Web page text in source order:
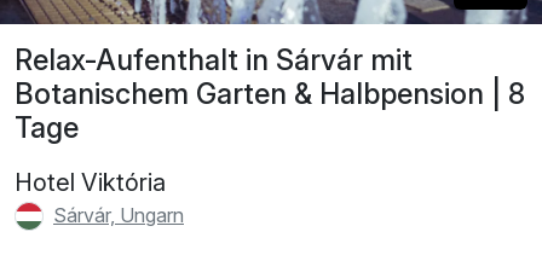
Relax-Aufenthalt in Sárvár mit
Botanischem Garten & Halbpension | 8
Tage
Hotel Viktória
Sárvár, Ungarn